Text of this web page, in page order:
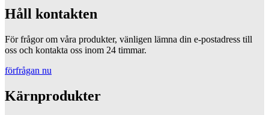
Håll kontakten
För frågor om våra produkter, vänligen lämna din e-postadress till
oss och kontakta oss inom 24 timmar.
förfrågan nu
Kärnprodukter